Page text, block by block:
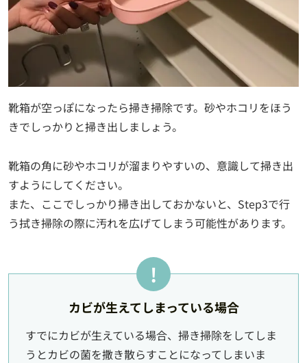
靴箱が空っぽになったら掃き掃除です。砂やホコリをほう
きでしっかりと掃き出しましょう。
靴箱の角に砂やホコリが溜まりやすいの、意識して掃き出
すようにしてください。
また、ここでしっかり掃き出しておかないと、Step3で行
う拭き掃除の際に汚れを広げてしまう可能性があります。
カビが生えてしまっている場合
すでにカビが生えている場合、掃き掃除をしてしま
うとカビの菌を撒き散らすことになってしまいま